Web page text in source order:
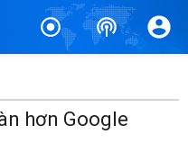
hơn Google